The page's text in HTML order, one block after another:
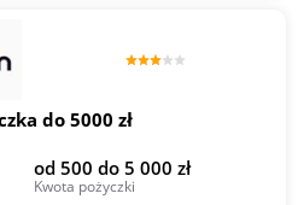
do 5000 zł
od 500 do 5 000 zł
Kwota pożyczki